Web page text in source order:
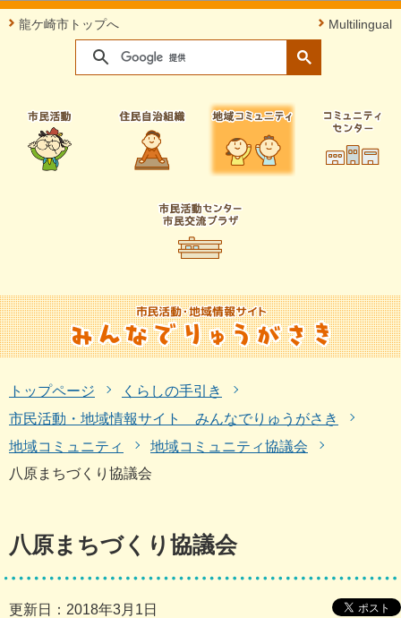
このページの本文へ移動
龍ケ崎市トップへ Multilingual
トップページ
くらしの手引き
市民活動・地域情報サイト みんなでりゅうがさき
地域コミュニティ
地域コミュニティ協議会
八原まちづくり協議会
八原まちづくり協議会
更新日：2018年3月1日